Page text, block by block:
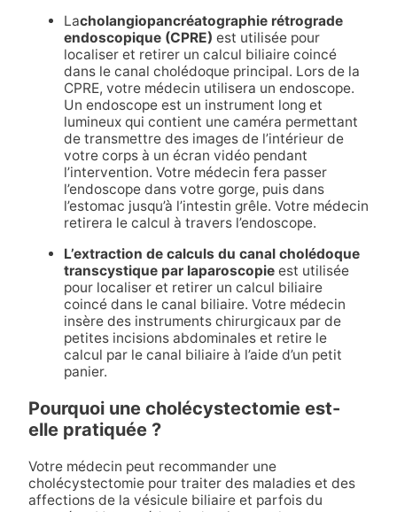
Lacholangiopancréatographie rétrograde
endoscopique (CPRE) est utilisée pour
localiser et retirer un calcul biliaire coincé
dans le canal cholédoque principal. Lors de la
CPRE, votre médecin utilisera un endoscope.
Un endoscope est un instrument long et
lumineux qui contient une caméra permettant
de transmettre des images de l’intérieur de
votre corps à un écran vidéo pendant
l’intervention. Votre médecin fera passer
l’endoscope dans votre gorge, puis dans
l’estomac jusqu’à l’intestin grêle. Votre médecin
retirera le calcul à travers l’endoscope.
L’extraction de calculs du canal cholédoque
transcystique par laparoscopieest utilisée
pour localiser et retirer un calcul biliaire
coincé dans le canal biliaire. Votre médecin
insère des instruments chirurgicaux par de
petites incisions abdominales et retire le
calcul par le canal biliaire à l’aide d’un petit
panier.
Pourquoi une cholécystectomie est-
elle pratiquée ?
Votre médecin peut recommander une
cholécystectomie pour traiter des maladies et des
affections de la vésicule biliaire et parfois du